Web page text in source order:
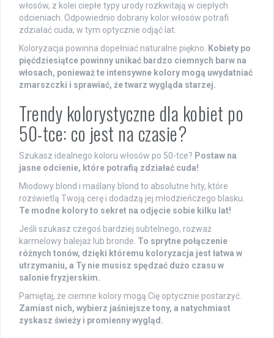
włosów, z kolei ciepłe typy urody rozkwitają w ciepłych
odcieniach. Odpowiednio dobrany kolor włosów potrafi
zdziałać cuda, w tym optycznie odjąć lat.
Koloryzacja powinna dopełniać naturalne piękno.
Kobiety po
pięćdziesiątce powinny unikać bardzo ciemnych barw na
włosach, ponieważ te intensywne kolory mogą uwydatniać
zmarszczki i sprawiać, że twarz wygląda starzej.
Trendy kolorystyczne dla kobiet po
50-tce: co jest na czasie?
Szukasz idealnego koloru włosów po 50-tce? Postaw na
jasne odcienie, które potrafią zdziałać cuda!
Miodowy blond i maślany blond to absolutne hity, które
rozświetlą Twoją cerę i dodadzą jej młodzieńczego blasku.
Te modne kolory to sekret na odjęcie sobie kilku lat!
Jeśli szukasz czegoś bardziej subtelnego, rozważ
karmelowy balejaż lub bronde. To sprytne połączenie
różnych tonów, dzięki któremu koloryzacja jest łatwa w
utrzymaniu, a Ty nie musisz spędzać dużo czasu w
salonie fryzjerskim.
Pamiętaj, że ciemne kolory mogą Cię optycznie postarzyć.
Zamiast nich, wybierz jaśniejsze tony, a natychmiast
zyskasz świeży i promienny wygląd.